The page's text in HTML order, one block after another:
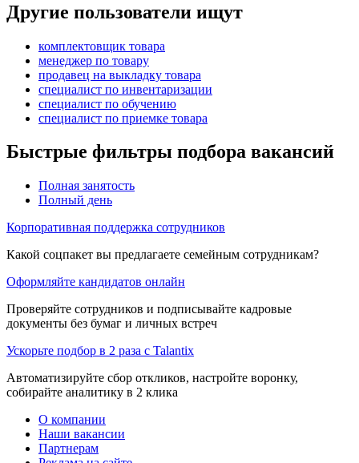
Другие пользователи ищут
комплектовщик товара
менеджер по товару
продавец на выкладку товара
специалист по инвентаризации
специалист по обучению
специалист по приемке товара
Быстрые фильтры подбора вакансий
Полная занятость
Полный день
Корпоративная поддержка сотрудников
Какой соцпакет вы предлагаете семейным сотрудникам?
Оформляйте кандидатов онлайн
Проверяйте сотрудников и подписывайте кадровые
документы без бумаг и личных встреч
Ускорьте подбор в 2 раза с Talantix
Автоматизируйте сбор откликов, настройте воронку,
собирайте аналитику в 2 клика
О компании
Наши вакансии
Партнерам